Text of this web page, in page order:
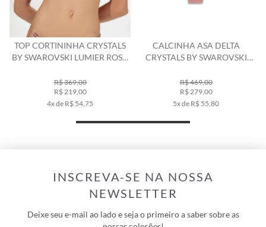
CRYSTALS
LUMIER ROSA
CALCINHA ASA DELTA
CRYSTALS BY SWAROVSKI
CALCINHA
CRYSTALS
INSCREVA-SE NA NOSSA
NEWSLETTER
Deixe seu e-mail ao lado e seja o primeiro a saber sobre as